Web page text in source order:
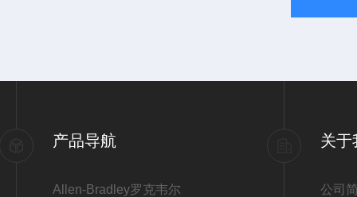
产品导航
Allen-Bradley罗克韦尔
关于
公司